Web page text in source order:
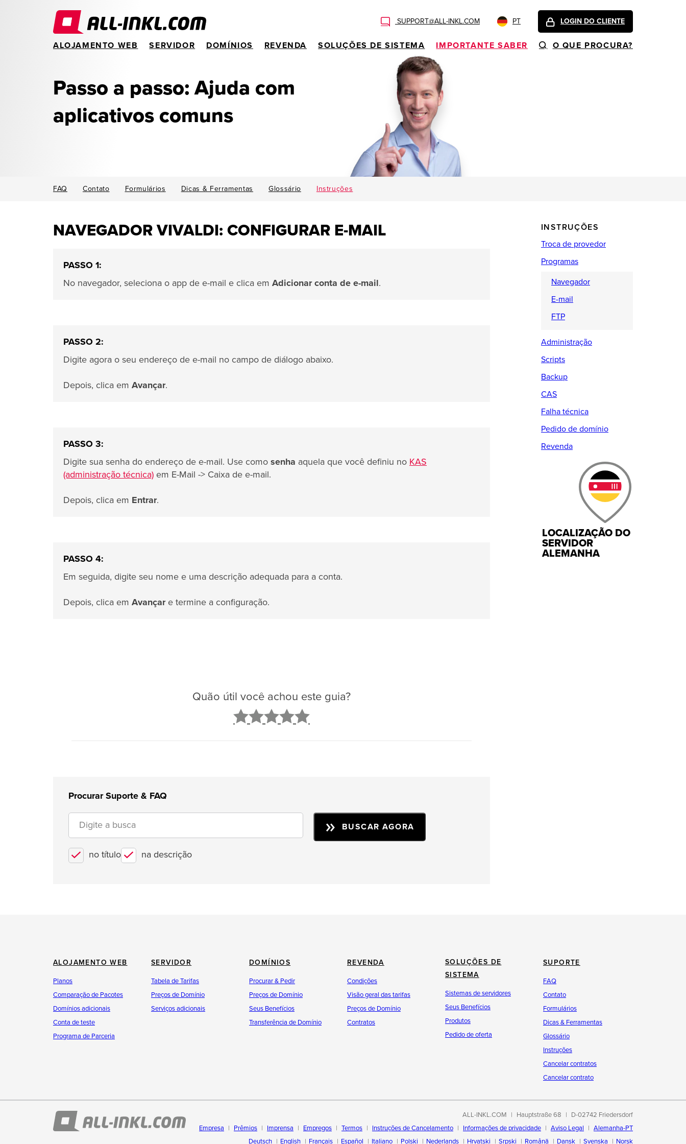
SUPPORT@ALL-INKL.COM PT LOGIN DO CLIENTE
ALOJAMENTO WEB SERVIDOR DOMÍNIOS REVENDA SOLUÇÕES DE SISTEMA IMPORTANTE SABER O QUE PROCURA?
Passo a passo: Ajuda com
aplicativos comuns
FAQ Contato Formulários Dicas & Ferramentas Glossário Instruções
NAVEGADOR VIVALDI: CONFIGURAR E-MAIL
PASSO 1:
No navegador, seleciona o app de e-mail e clica em Adicionar conta de e-mail.
PASSO 2:
Digite agora o seu endereço de e-mail no campo de diálogo abaixo.
Depois, clica em Avançar.
PASSO 3:
Digite sua senha do endereço de e-mail. Use como senha aquela que você definiu no KAS
(administração técnica) em E-Mail -> Caixa de e-mail.
Depois, clica em Entrar.
PASSO 4:
Em seguida, digite seu nome e uma descrição adequada para a conta.
Depois, clica em Avançare termine a configuração.
Quão útil você achou este guia?
Procurar Suporte & FAQ
no título na descrição
BUSCAR AGORA
INSTRUÇÕES
Troca de provedor
Programas
Navegador
E-mail
FTP
Administração
Scripts
Backup
CAS
Falha técnica
Pedido de domínio
Revenda
LOCALIZAÇÃO DO
SERVIDOR
ALEMANHA
ALOJAMENTO WEB
Planos
Comparação de Pacotes
Domínios adicionais
Conta de teste
Programa de Parceria
SERVIDOR
Tabela de Tarifas
Preços de Domínio
Serviços adicionais
DOMÍNIOS
Procurar & Pedir
Preços de Domínio
Seus Benefícios
Transferência de Domínio
REVENDA
Condições
Visão geral das tarifas
Preços de Domínio
Contratos
SOLUÇÕES DE
SISTEMA
Sistemas de servidores
Seus Benefícios
Produtos
Pedido de oferta
SUPORTE
FAQ
Contato
Formulários
Dicas & Ferramentas
Glossário
Instruções
Cancelar contratos
Cancelar contrato
ALL-INKL.COM Hauptstraße 68
D-02742 Friedersdorf
Empresa
Prêmios Imprensa Empregos Termos Instruções de Cancelamento Informações de privacidade Aviso Legal
Alemanha-PT
Deutsch
English Français Español Italiano Polski Nederlands Hrvatski Srpski Română Dansk Svenska Norsk